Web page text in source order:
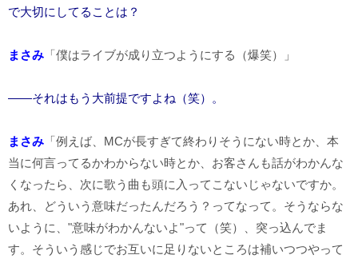
で大切にしてることは？
まさみ 「僕はライブが成り立つようにする（爆笑）」
――それはもう大前提ですよね（笑）。
まさみ 「例えば、MCが長すぎて終わりそうにない時とか、本
当に何言ってるかわからない時とか、お客さんも話がわかんな
くなったら、次に歌う曲も頭に入ってこないじゃないですか。
あれ、どういう意味だったんだろう？ってなって。そうならな
いように、"意味がわかんないよ"って（笑）、突っ込んでま
す。そういう感じでお互いに足りないところは補いつつやって